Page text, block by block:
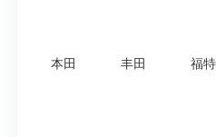
本田 丰田 福特